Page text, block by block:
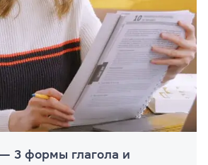
3 формы глагола и